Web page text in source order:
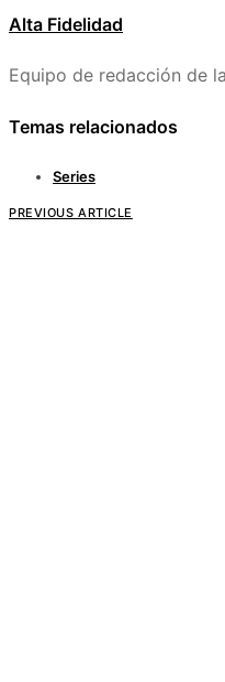
Alta Fidelidad
Equipo de redacción de
Temas relacionados
Series
PREVIOUS ARTICLE